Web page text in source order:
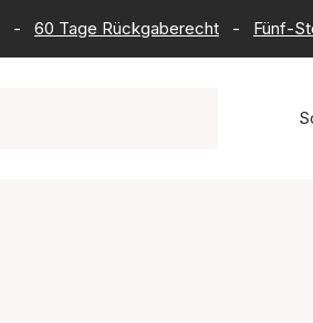
- 60 Tage Rückgaberecht - Fünf-